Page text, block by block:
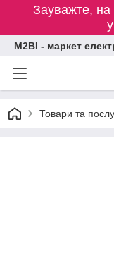
Зауважте, на
M2BI - маркет
Товари та